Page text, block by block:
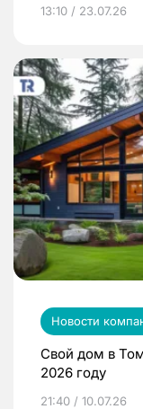
13:10 / 23.07.26
Новости
Свой дом в
2026 году
21:40 / 10.07.26